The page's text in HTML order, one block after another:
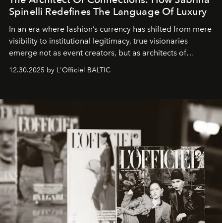
Spinelli Redefines The Language Of Luxury
In an era where fashion’s currency has shifted from mere
visibility to institutional legitimacy, true visionaries
emerge not as event creators, but as architects of
ecosystems.
Sabrina Spinelli
brand strategist with three decades of mastery in luxury,
framework where creativity, commerce, and culture
converge with surgical precision.
12.30.2025 by L'Officiel BALTIC